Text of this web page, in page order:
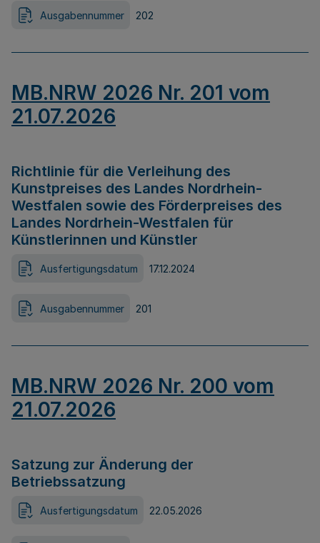
Ausgabennummer 202
MB.NRW 2026 Nr. 201 vom
21.07.2026
Richtlinie für die Verleihung des
Kunstpreises des Landes Nordrhein-
Westfalen sowie des Förderpreises des
Landes Nordrhein-Westfalen für
Künstlerinnen und Künstler
Ausfertigungsdatum 17.12.2024
Ausgabennummer 201
MB.NRW 2026 Nr. 200 vom
21.07.2026
Satzung zur Änderung der
Betriebssatzung
Ausfertigungsdatum 22.05.2026